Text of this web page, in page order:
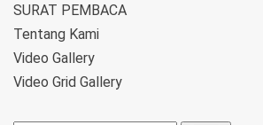
SURAT PEMBACA
Tentang Kami
Video Gallery
Video Grid Gallery